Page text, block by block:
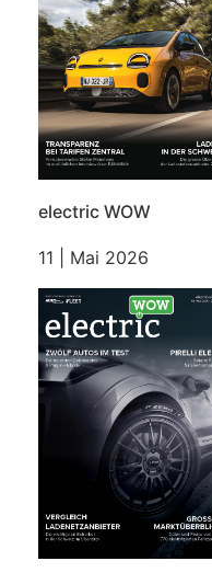
electric WOW
11 | Mai 2026